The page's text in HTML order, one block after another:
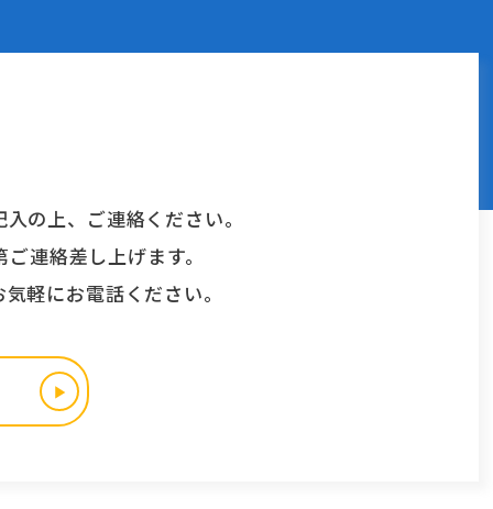
の上、ご連絡ください。
連絡差し上げます。
軽にお電話ください。
▶︎